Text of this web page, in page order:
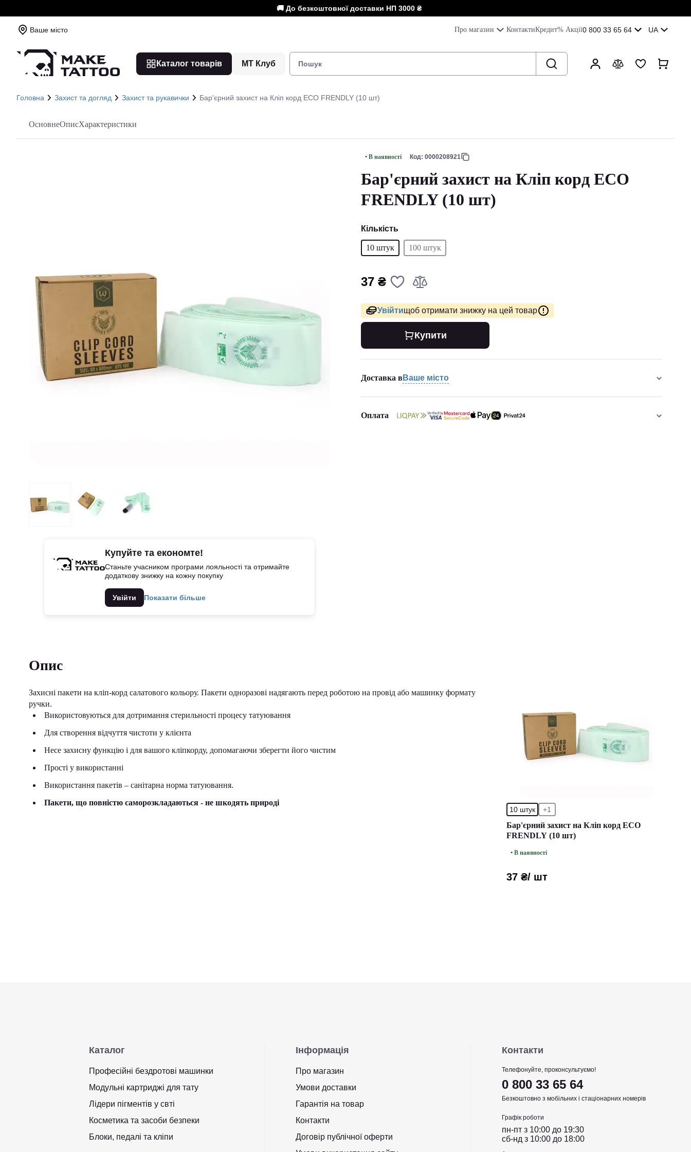
🚚 До безкоштовної доставки НП 3000 ₴
Ваше місто Про магазин КонтактиКредит% Акції0 800 33 65 64 UA
Каталог товарів МТ Клуб
Головна Захист та догляд Захист та рукавички Бар'єрний захист на Кліп корд ECO FRENDLY (10 шт)
ОсновнеОписХарактеристики
Купуйте та економте!
Станьте учасником програми лояльності та отримайте
додаткову знижку на кожну покупку
Увійти Показати більше
• В наявності Код: 0000208921
Бар'єрний захист на Кліп корд ECO
FRENDLY (10 шт)
Кількість
10 штук 100 штук
37 ₴
Увійтищоб отримати знижку на цей товар
Купити
Доставка в Ваше місто
Оплата
Опис
Захисні пакети на кліп-корд салатового кольору. Пакети одноразові надягають перед роботою на провід або машинку формату
ручки.
Використовуються для дотримання стерильності процесу татуювання
Для створення відчуття чистоти у клієнта
Несе захисну функцію і для вашого кліпкорду, допомагаючи зберегти його чистим
Прості у використанні
Використання пакетів – санітарна норма татуювання.
Пакети, що повністю саморозкладаються - не шкодять природі
10 штук +1
Бар'єрний захист на Кліп корд ECO
FRENDLY (10 шт)
• В наявності
37 ₴/ шт
Каталог
Професійні бездротові машинки
Модульні картриджі для тату
Лідери пігментів у свті
Косметика та засоби безпеки
Блоки, педалі та кліпи
Інформація
Про магазин
Умови доставки
Гарантія на товар
Контакти
Договір публічної оферти
Контакти
Телефонуйте, проконсультуємо!
0 800 33 65 64
Безкоштовно з мобільних і стаціонарних номерів
Графік роботи
пн-пт з 10:00 до 19:30
сб-нд з 10:00 до 18:00